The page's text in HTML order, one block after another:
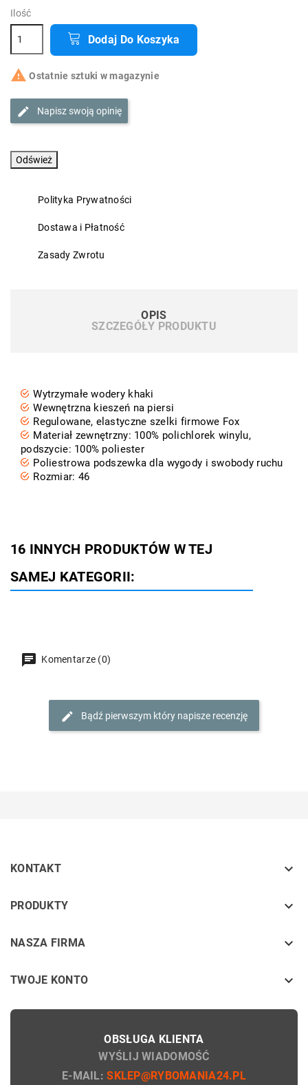
Ilość
Dodaj Do Koszyka
 Ostatnie sztuki w magazynie
Napisz swoją opinię
Polityka Prywatności
Dostawa i Płatność
Zasady Zwrotu
OPIS
SZCZEGÓŁY PRODUKTU
Wytrzymałe wodery khaki
Wewnętrzna kieszeń na piersi
Regulowane, elastyczne szelki firmowe Fox
Materiał zewnętrzny: 100% polichlorek winylu,
podszycie: 100% poliester
Poliestrowa podszewka dla wygody i swobody ruchu
Rozmiar: 46
16 INNYCH PRODUKTÓW W TEJ
SAMEJ KATEGORII:
Komentarze (0)
Bądź pierwszym który napisze recenzję
KONTAKT 
PRODUKTY keyboard_arrow_down
NASZA FIRMA keyboard_arrow_down
TWOJE KONTO 
OBSŁUGA KLIENTA
WYŚLIJ WIADOMOŚĆ
E-MAIL:SKLEP@RYBOMANIA24.PL